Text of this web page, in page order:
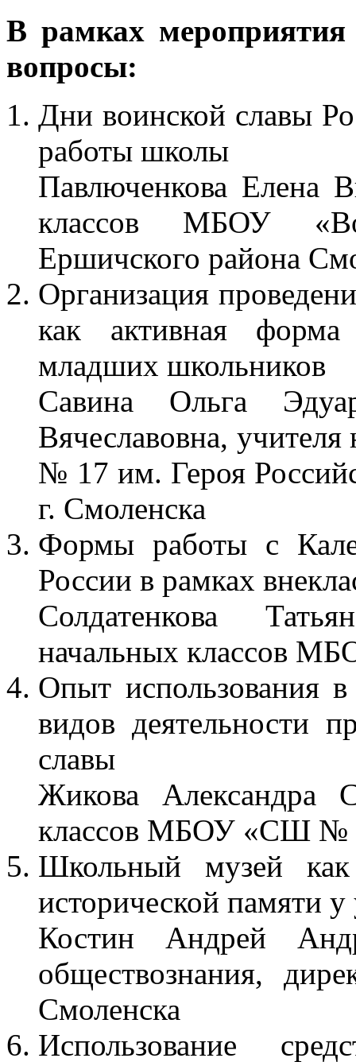
В рамках
вопросы:
Дни воинской славы
работы школы
Павлюченкова Елена
классов МБОУ
Ершичского района
Организация
как активная форма
младших школьников
Савина Ольга
Вячеславовна,
№ 17 им. Героя
г. Смоленска
Формы работы с
России в рамках
Солдатенкова
начальных классов
Опыт использования
видов деятельности
славы
Жикова Александра
классов МБОУ «СШ №
Школьный музей как
исторической памяти
Костин Андрей
обществознания,
Смоленска
Использование